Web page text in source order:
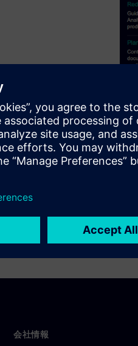
会社情報